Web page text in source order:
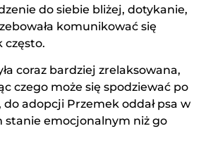
do siebie bliżej, dotykanie,
komunikować się
często.
coraz bardziej zrelaksowana,
czego może się spodziewać po
adopcji Przemek oddał psa w
stanie emocjonalnym niż go